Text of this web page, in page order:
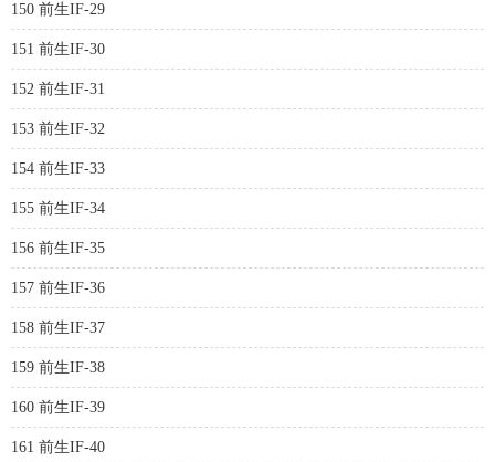
150 前生IF-29
151 前生IF-30
152 前生IF-31
153 前生IF-32
154 前生IF-33
155 前生IF-34
156 前生IF-35
157 前生IF-36
158 前生IF-37
159 前生IF-38
160 前生IF-39
161 前生IF-40